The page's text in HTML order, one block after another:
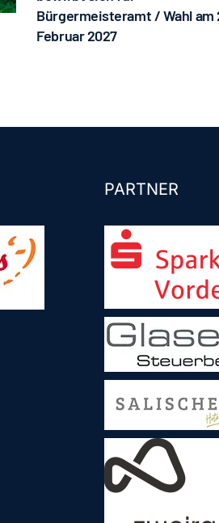
Bürgermeisteramt / Wahl am
Februar 2027
PARTNER